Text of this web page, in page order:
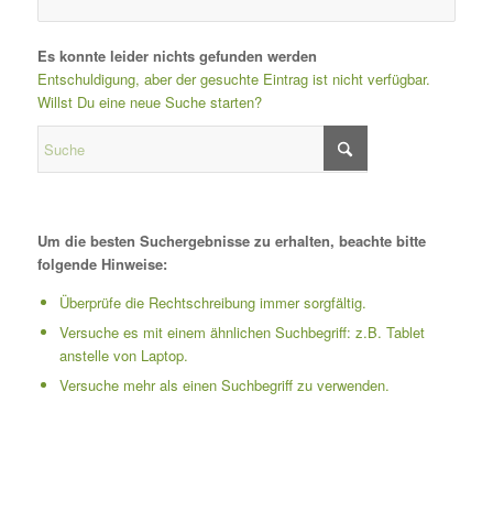
Es konnte leider nichts gefunden werden
Entschuldigung, aber der gesuchte Eintrag ist nicht verfügbar.
Willst Du eine neue Suche starten?
Um die besten Suchergebnisse zu erhalten, beachte bitte
folgende Hinweise:
Überprüfe die Rechtschreibung immer sorgfältig.
Versuche es mit einem ähnlichen Suchbegriff: z.B. Tablet
anstelle von Laptop.
Versuche mehr als einen Suchbegriff zu verwenden.